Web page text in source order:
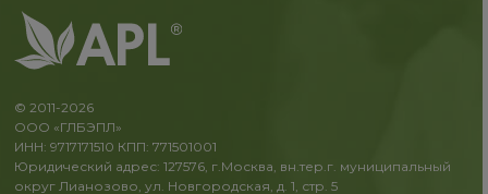
© 2011-2026
ООО «ГЛБЭПЛ»
ИНН: 9717171510 КПП: 771501001
Юридический адрес: 127576, г.Москва, вн.тер.г. муниципальный
округ Лианозово, ул. Новгородская, д. 1, стр. 5